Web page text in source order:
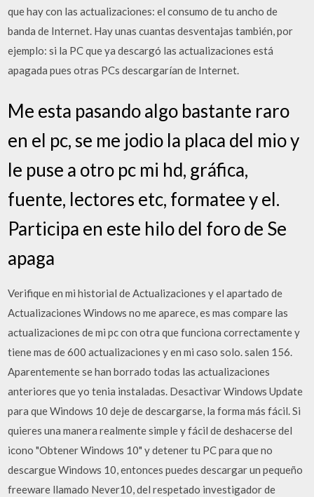
que hay con las actualizaciones: el consumo de tu ancho de
banda de Internet. Hay unas cuantas desventajas también, por
ejemplo: si la PC que ya descargó las actualizaciones está
apagada pues otras PCs descargarían de Internet.
Me esta pasando algo bastante raro
en el pc, se me jodio la placa del mio y
le puse a otro pc mi hd, gráfica,
fuente, lectores etc, formatee y el.
Participa en este hilo del foro de Se
apaga
Verifique en mi historial de Actualizaciones y el apartado de
Actualizaciones Windows no me aparece, es mas compare las
actualizaciones de mi pc con otra que funciona correctamente y
tiene mas de 600 actualizaciones y en mi caso solo. salen 156.
Aparentemente se han borrado todas las actualizaciones
anteriores que yo tenia instaladas. Desactivar Windows Update
para que Windows 10 deje de descargarse, la forma más fácil. Si
quieres una manera realmente simple y fácil de deshacerse del
icono "Obtener Windows 10" y detener tu PC para que no
descargue Windows 10, entonces puedes descargar un pequeño
freeware llamado Never10, del respetado investigador de